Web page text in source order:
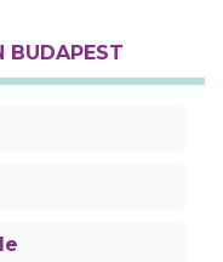
BUDAPEST